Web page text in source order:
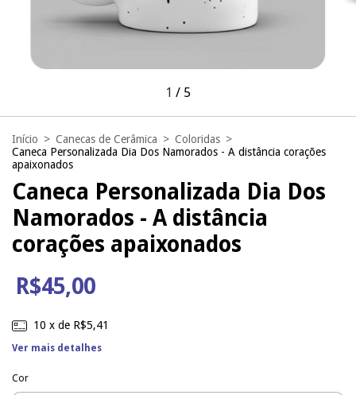
1 / 5
Início > Canecas de Cerâmica > Coloridas >
Caneca Personalizada Dia Dos Namorados - A distância corações
apaixonados
Caneca Personalizada Dia Dos
Namorados - A distância
corações apaixonados
R$45,00
10 x de R$5,41
Ver mais detalhes
Cor